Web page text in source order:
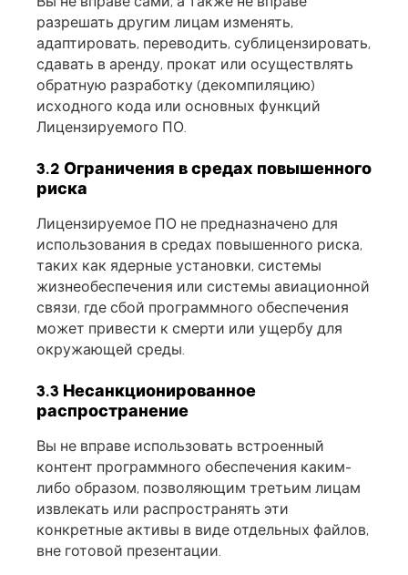
разрешать другим лицам изменять,
адаптировать, переводить, сублицензировать,
сдавать в аренду, прокат или осуществлять
обратную разработку (декомпиляцию)
исходного кода или основных функций
Лицензируемого ПО.
3.2 Ограничения в средах повышенного
риска
Лицензируемое ПО не предназначено для
использования в средах повышенного риска,
таких как ядерные установки, системы
жизнеобеспечения или системы авиационной
связи, где сбой программного обеспечения
может привести к смерти или ущербу для
окружающей среды.
3.3 Несанкционированное
распространение
Вы не вправе использовать встроенный
контент программного обеспечения каким-
либо образом, позволяющим третьим лицам
извлекать или распространять эти
конкретные активы в виде отдельных файлов,
вне готовой презентации.